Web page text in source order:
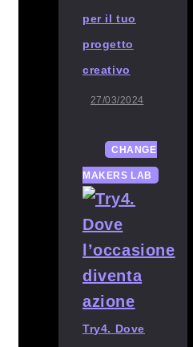
per il tuo
progetto
creativo
27/03/2024
CHANGE
MAKERS LAB
Try4. Dove